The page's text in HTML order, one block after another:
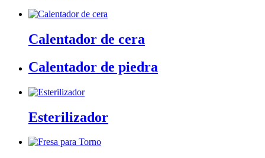
Calentador de cera
Calentador de piedra
Esterilizador